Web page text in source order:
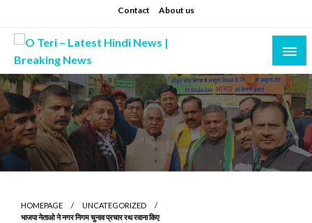
to
content
Contact About us
O Teri – Latest Hindi News | Breaking News
Prashant sharma (shastri)
HOMEPAGE
UNCATEGORIZED
भाजपा नेताओ ने नगर निगम चुनाव प्रचार रथ रवाना किए